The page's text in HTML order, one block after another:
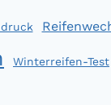
Winterreifen-Test